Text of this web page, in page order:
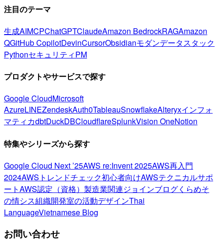
注目のテーマ
生成AIMCPChatGPTClaudeAmazon BedrockRAGAmazon
QGitHub CopilotDevinCursorObsidianモダンデータスタック
PythonセキュリティPM
プロダクトやサービスで探す
Google CloudMicrosoft
AzureLINEZendeskAuth0TableauSnowflakeAlteryxインフォ
マティカdbtDuckDBCloudflareSplunkVision OneNotion
特集やシリーズから探す
Google Cloud Next ’25AWS re:Invent 2025AWS再入門
2024AWSトレンドチェック初心者向けAWSテクニカルサポ
ートAWS認定（資格） 製造業関連ジョインブログくらめそ
の情シス組織開発室の活動デザインThai
LanguageVietnamese Blog
お問い合わせ